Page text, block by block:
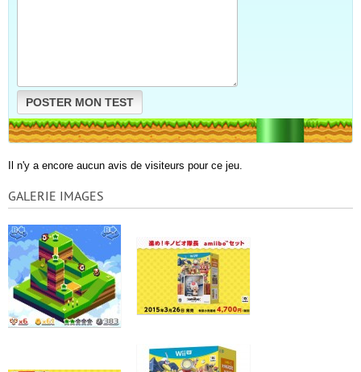
POSTER MON TEST
Il n'y a encore aucun avis de visiteurs pour ce jeu.
GALERIE IMAGES